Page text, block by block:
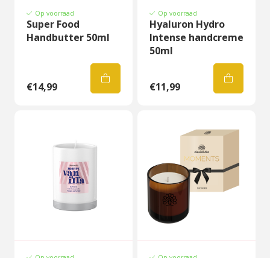
Op voorraad
Super Food
Handbutter 50ml
€14,99
Op voorraad
Hyaluron Hydro
Intense handcreme
50ml
€11,99